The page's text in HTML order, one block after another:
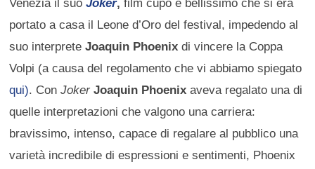
Venezia il suoJoker,film cupo e bellissimo che si era
portato a casa il Leone d’Oro del festival, impedendo al
suo interpreteJoaquin Phoenixdi vincere la Coppa
Volpi (a causa del regolamento che vi abbiamo spiegato
qui). ConJokerJoaquin Phoenixaveva regalato una di
quelle interpretazioni che valgono una carriera:
bravissimo, intenso, capace di regalare al pubblico una
varietà incredibile di espressioni e sentimenti, Phoenix